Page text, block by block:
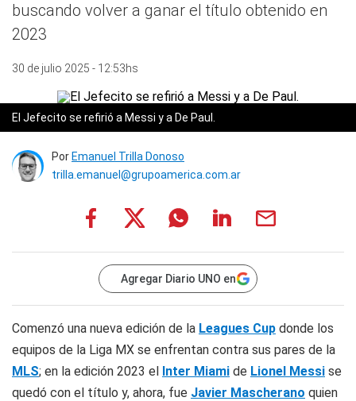
buscando volver a ganar el título obtenido en
2023
30 de julio 2025 - 12:53hs
El Jefecito se refirió a Messi y a De Paul.
Por Emanuel Trilla Donoso
trilla.emanuel@grupoamerica.com.ar
Agregar Diario UNO en
Comenzó una nueva edición de la Leagues Cup donde los
equipos de la Liga MX se enfrentan contra sus pares de la
MLS; en la edición 2023 el Inter Miami de Lionel Messi se
quedó con el título y, ahora, fue Javier Mascherano quien